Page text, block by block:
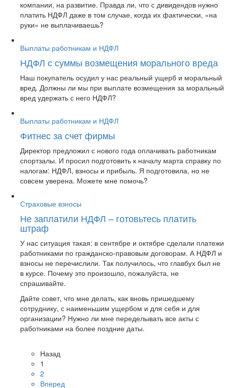
компании, на развитие. Правда ли, что с дивидендов нужно
платить НДФЛ даже в том случае, когда их фактически, «на
руки» не выплачиваешь?
Выплаты работникам и НДФЛ
НДФЛ с суммы возмещения морального вреда
Наш покупатель осудил у нас реальный ущерб и моральный
вред. Должны ли мы при выплате возмещения за моральный
вред удержать с него НДФЛ?
Выплаты работникам и НДФЛ
Фитнес за счет фирмы
Директор предложил с нового года оплачивать работникам
спортзалы. И просил подготовить к началу марта справку по
налогам: НДФЛ, взносы и прибыль. Я подготовила, но не
совсем уверена. Можете мне помочь?
Страховые взносы
Не заплатили НДФЛ – готовьтесь платить
штраф
У нас ситуация такая: в сентябре и октябре сделали платежи
работниками по гражданско-правовым договорам. А НДФЛ и
взносы не перечислили. Так получилось, что главбух был не
в курсе. Почему это произошло, пожалуйста, не
спрашивайте.
Дайте совет, что мне делать, как вновь пришедшему
сотруднику, с наименьшим ущербом и для себя и для
организации? Нужно ли мне переделывать все акты с
работниками на более поздние даты.
Назад
1
2
Вперед